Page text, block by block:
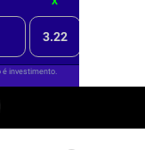
Instagram